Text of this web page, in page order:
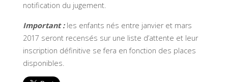
notification du jugement.
Important :les enfants nés entre janvier et mars
2017 seront recensés sur une liste d’attente et leur
inscription définitive se fera en fonction des places
disponibles.